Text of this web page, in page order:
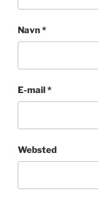
Navn*
E-mail*
Websted